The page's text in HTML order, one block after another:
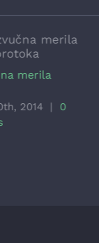
merila
2014 |
0